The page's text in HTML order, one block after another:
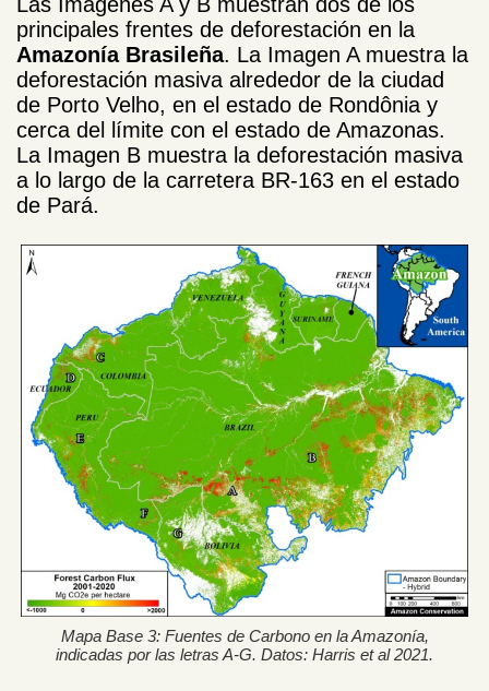
principales frentes de deforestación en la
Amazonía Brasileña. La Imagen A muestra la
deforestación masiva alrededor de la ciudad
de Porto Velho, en el estado de Rondônia y
cerca del límite con el estado de Amazonas.
La Imagen B muestra la deforestación masiva
a lo largo de la carretera BR-163 en el estado
de Pará.
Mapa Base 3: Fuentes de Carbono en la Amazonía,
indicadas por las letras A-G. Datos: Harris et al 2021.